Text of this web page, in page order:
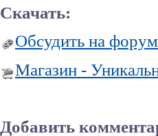
Скачать:
Обсудить на
Магазин -
Добавить